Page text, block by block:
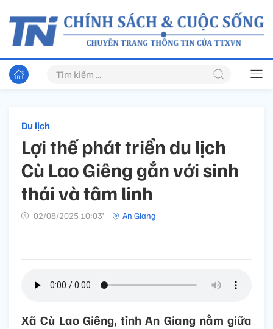
Du lịch
Lợi thế phát triển du lịch
Cù Lao Giêng gắn với sinh
thái và tâm linh
02/08/2025 10:03’ An Giang
Xã Cù Lao Giêng, tỉnh An Giang nằm giữa